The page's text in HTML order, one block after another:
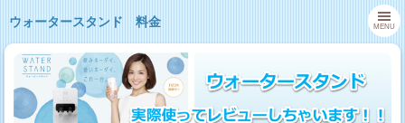
ウォータースタンド 料金 MENU